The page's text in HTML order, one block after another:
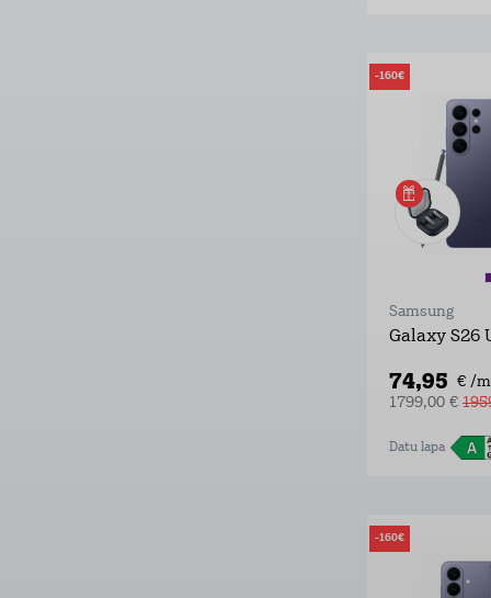
-160€
Samsung
Galaxy S26
74,95 € /
1799,00 €
Datu lapa
-160€